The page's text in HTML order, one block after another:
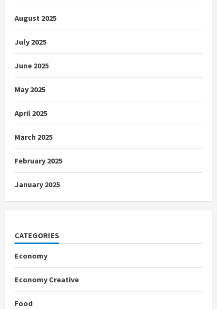
August 2025
July 2025
June 2025
May 2025
April 2025
March 2025
February 2025
January 2025
CATEGORIES
Economy
Economy Creative
Food